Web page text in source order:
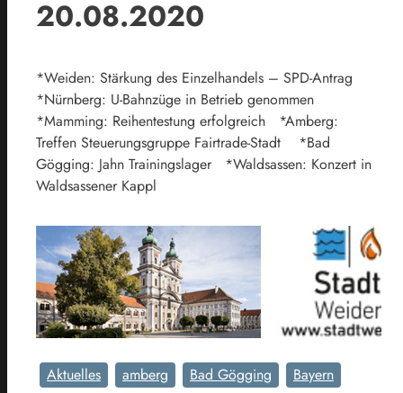
20.08.2020
*Weiden: Stärkung des Einzelhandels – SPD-Antrag
*Nürnberg: U-Bahnzüge in Betrieb genommen
*Mamming: Reihentestung erfolgreich *Amberg:
Treffen Steuerungsgruppe Fairtrade-Stadt *Bad
Gögging: Jahn Trainingslager *Waldsassen: Konzert in
Waldsassener Kappl
Aktuelles amberg Bad Gögging
Bayern